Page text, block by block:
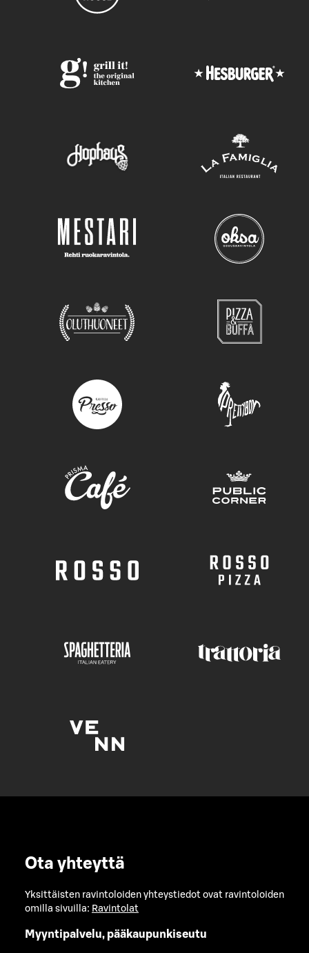
Ota yhteyttä
Yksittäisten ravintoloiden yhteystiedot ovat ravintoloiden
omilla sivuilla: Ravintolat
Myyntipalvelu, pääkaupunkiseutu